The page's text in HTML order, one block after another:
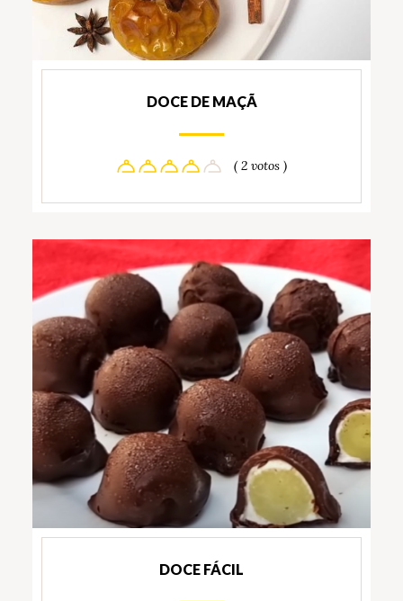
DOCE DE MAÇÃ
( 2 votos )
DOCE FÁCIL